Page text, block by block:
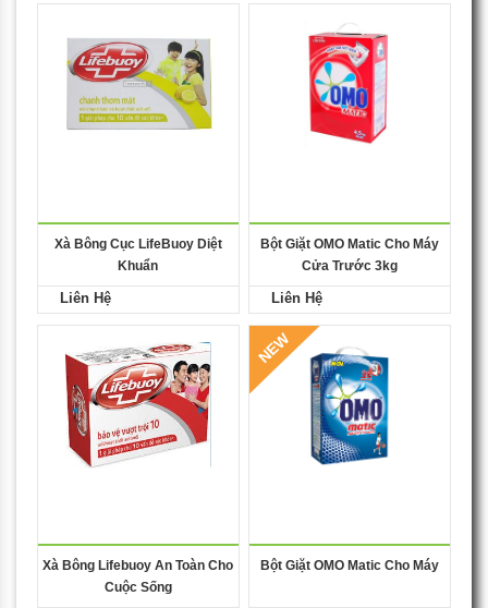
Xà Bông Cục LifeBuoy Diệt
Khuẩn
Liên Hệ
Bột Giặt OMO Matic Cho Máy
Cửa Trước 3kg
Liên Hệ
Xà Bông Lifebuoy An Toàn Cho
Cuộc Sống
NEW
Bột Giặt OMO Matic Cho Máy